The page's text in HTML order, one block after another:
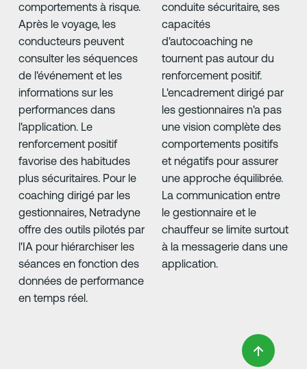
comportements à risque.
Après le voyage, les
conducteurs peuvent
consulter les séquences
de l'événement et les
informations sur les
performances dans
l'application. Le
renforcement positif
favorise des habitudes
plus sécuritaires. Pour le
coaching dirigé par les
gestionnaires, Netradyne
offre des outils pilotés par
l'IA pour hiérarchiser les
séances en fonction des
données de performance
en temps réel.
conduite sécuritaire, ses
capacités
d'autocoaching ne
tournent pas autour du
renforcement positif.
L'encadrement dirigé par
les gestionnaires n'a pas
une vision complète des
comportements positifs
et négatifs pour assurer
une approche équilibrée.
La communication entre
le gestionnaire et le
chauffeur se limite surtout
à la messagerie dans une
application.